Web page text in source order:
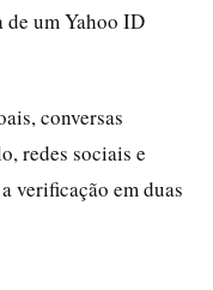
de um Yahoo ID
conversas
redes sociais e
verificação em duas